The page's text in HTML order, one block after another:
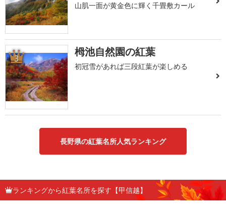
山肌一面が黄金色に輝く千畳敷カール
3 栂池自然園の紅葉
初冠雪があれば三段紅葉が楽しめる
長野県の紅葉名所人気ランキング
ランキングから紅葉名所を探す【甲信越】